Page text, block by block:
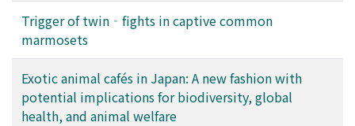
Trigger of twin‐fights in captive common
marmosets
Exotic animal cafés in Japan: A new fashion with
potential implications for biodiversity, global
health, and animal welfare